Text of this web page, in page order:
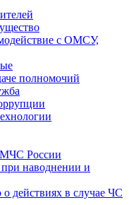
с ОМСУ,
полномочий
МЧС России
наводнении и
действиях в случае ЧС